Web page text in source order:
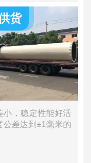
货
小，稳定性能好活
公差达到±1毫米的